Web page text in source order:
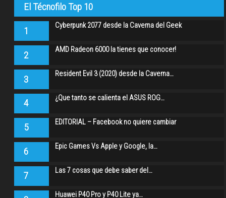
El Técnofilo Top 10
1 Cyberpunk 2077 desde la Caverna del Geek
2 AMD Radeon 6000 la tienes que conocer!
3 Resident Evil 3 (2020) desde la Caverna…
4 ¿Que tanto se calienta el ASUS ROG…
5 EDITORIAL – Facebook no quiere cambiar
6 Epic Games Vs Apple y Google, la…
7 Las 7 cosas que debe saber del…
Huawei P40 Pro y P40 Lite ya…